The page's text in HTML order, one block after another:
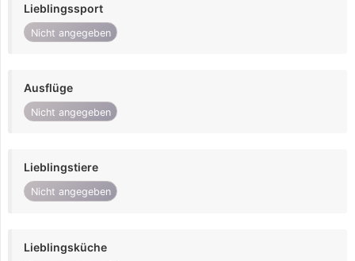
Lieblingssport
Nicht angegeben
Ausflüge
Nicht angegeben
Lieblingstiere
Nicht angegeben
Lieblingsküche